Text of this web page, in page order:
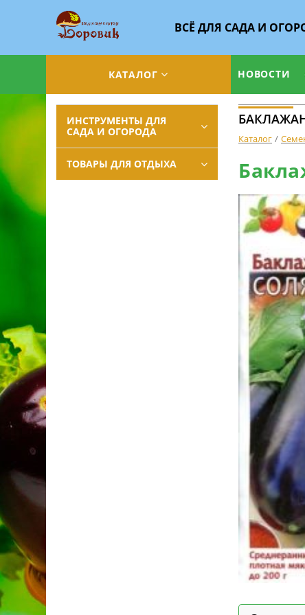
ВСЁ ДЛЯ САДА И
КАТАЛОГ НОВОСТИ
ИНСТРУМЕНТЫ ДЛЯ
САДА И ОГОРОДА
ТОВАРЫ ДЛЯ ОТДЫХА
Каталог